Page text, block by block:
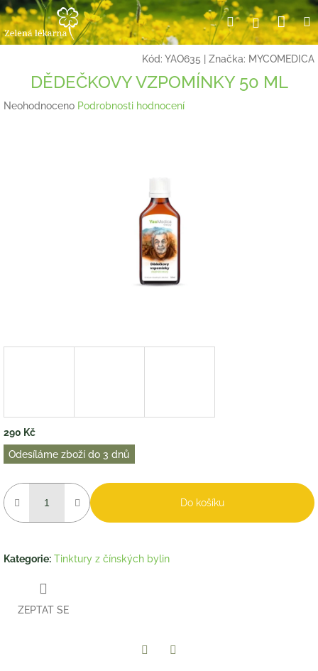
Přejít
na
obsah
HledatPřihlášení
Kód: YAO635 Značka: MYCOMEDICA
DĚDEČKOVY VZPOMÍNKY 50 ML
Průměrné
Neohodnoceno Podrobnosti hodnocení
290 Kč
Měrná
cena:
Odesíláme zboží do 3 dnů
Do košíku
Kategorie: Tinktury z čínských bylin
ZEPTAT SE